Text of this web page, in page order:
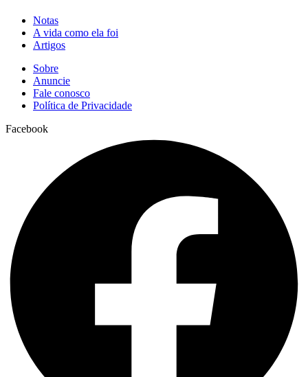
Notas
A vida como ela foi
Artigos
Sobre
Anuncie
Fale conosco
Política de Privacidade
Facebook